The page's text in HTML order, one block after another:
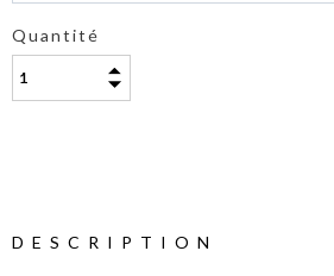
Quantité
DESCRIPTION